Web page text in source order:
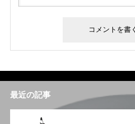
最近の記事